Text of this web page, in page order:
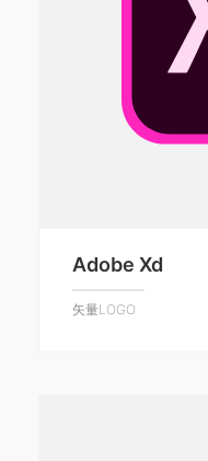
Adobe Xd
矢量LOGO